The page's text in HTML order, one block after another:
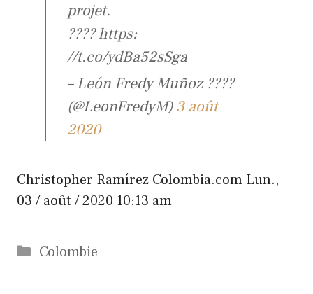
projet.
???? https:
//t.co/ydBa52sSga
– León Fredy Muñoz ????
(@LeonFredyM)3 août
2020
Christopher Ramírez Colombia.com Lun.,
03 / août / 2020 10:13 am
Catégories
Colombie